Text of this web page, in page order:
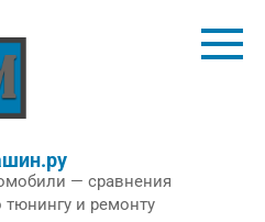
— сравнения
и ремонту